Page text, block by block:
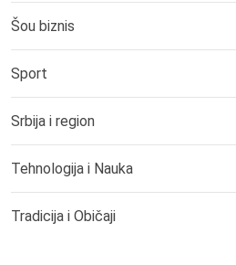
Šou biznis
Sport
Srbija i region
Tehnologija i Nauka
Tradicija i Običaji